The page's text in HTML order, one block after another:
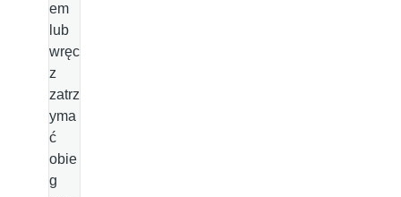
em
lub
wręc
z
zatrz
yma
ć
obie
g